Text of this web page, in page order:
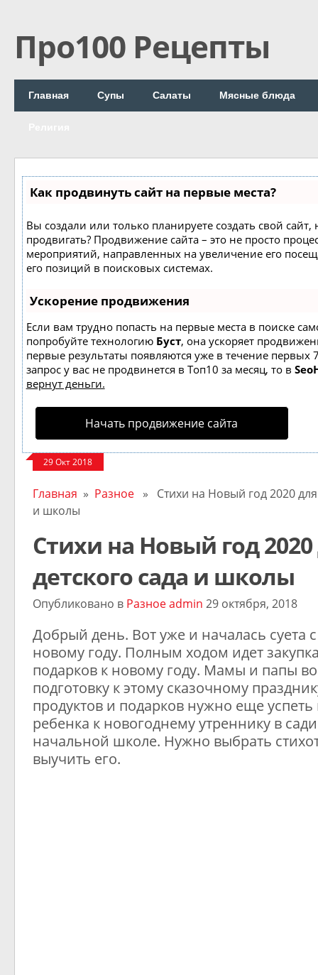
Про100 Рецепты
Главная Супы Салаты Мясные блюда
Как продвинуть сайт на первые места?
Вы создали или только планируете создать свой сайт,
продвигать? Продвижение сайта – это не просто
мероприятий, направленных на увеличение его
его позиций в поисковых системах.
Ускорение продвижения
Если вам трудно попасть на первые места в поиске
попробуйте технологию Буст, она ускоряет
первые результаты появляются уже в течение первых
запрос у вас не продвинется в Топ10 за месяц, то в
вернут деньги.
Начать продвижение сайта
29 Окт 2018
Главная » Разное» Стихи на Новый год 2020 для
и школы
Стихи на Новый год
детского сада и школы
Опубликовано в Разное admin 29 октября, 2018
Добрый день. Вот уже и началась суета
новому году. Полным ходом идет
подарков к новому году. Мамы и папы
подготовку к этому сказочному
продуктов и подарков нужно еще успеть
ребенка к новогоднему утреннику в
начальной школе. Нужно выбрать
выучить его.